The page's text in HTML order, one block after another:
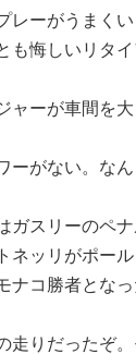
レーがうまく
も悔しいリタイ
ャーが車間を大
ーがない。なん
ガスリーのペ
ネッリがポー
ナコ勝者となっ
走りだったぞ